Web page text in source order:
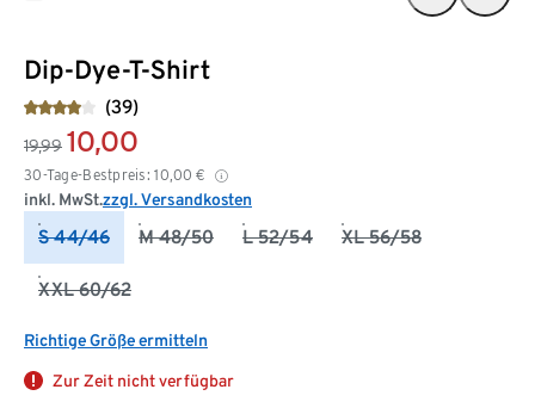
Dip-Dye-T-Shirt
(39)
19,99 10,00
30-Tage-Bestpreis: 10,00 €
inkl. MwSt.zzgl. Versandkosten
S 44/46 M 48/50 L 52/54 XL 56/58
XXL 60/62
Richtige Größe ermitteln
Zur Zeit nicht verfügbar